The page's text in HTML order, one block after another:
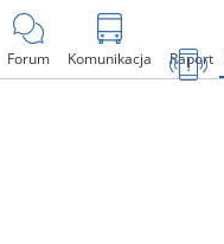
Forum Komunikacja Raport